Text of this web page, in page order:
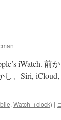
iWatch.
し、Siri,
, Watch（clock) |